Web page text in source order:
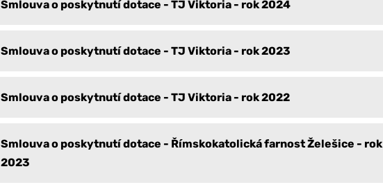
Smlouva o poskytnutí dotace - TJ Viktoria - rok 2024
Smlouva o poskytnutí dotace - TJ Viktoria - rok 2023
Smlouva o poskytnutí dotace - TJ Viktoria - rok 2022
Smlouva o poskytnutí dotace - Římskokatolická farnost Želešice - rok
2023